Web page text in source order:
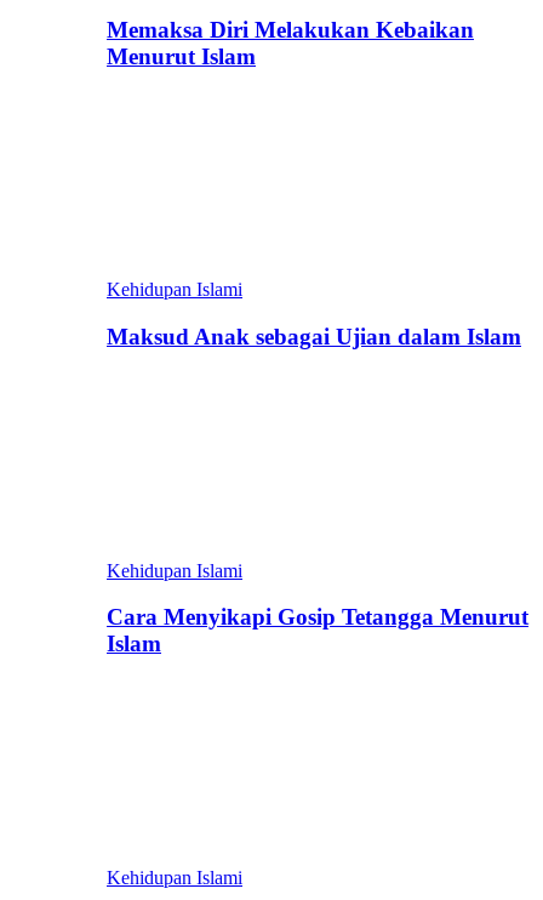
Memaksa Diri Melakukan Kebaikan
Menurut Islam
Kehidupan Islami
Maksud Anak sebagai Ujian dalam Islam
Kehidupan Islami
Cara Menyikapi Gosip Tetangga Menurut
Islam
Kehidupan Islami